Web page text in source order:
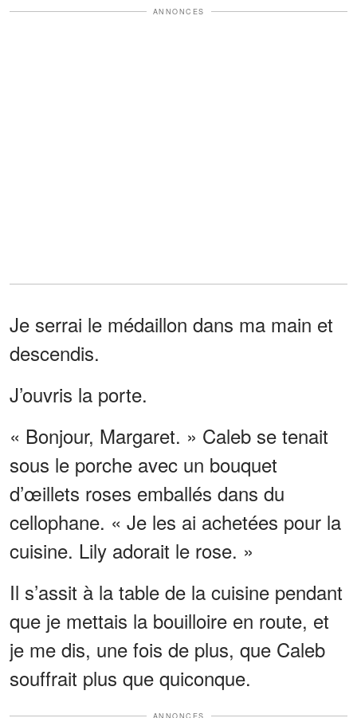
ANNONCES
Je serrai le médaillon dans ma main et
descendis.
J’ouvris la porte.
« Bonjour, Margaret. » Caleb se tenait
sous le porche avec un bouquet
d’œillets roses emballés dans du
cellophane. « Je les ai achetées pour la
cuisine. Lily adorait le rose. »
Il s’assit à la table de la cuisine pendant
que je mettais la bouilloire en route, et
je me dis, une fois de plus, que Caleb
souffrait plus que quiconque.
ANNONCES